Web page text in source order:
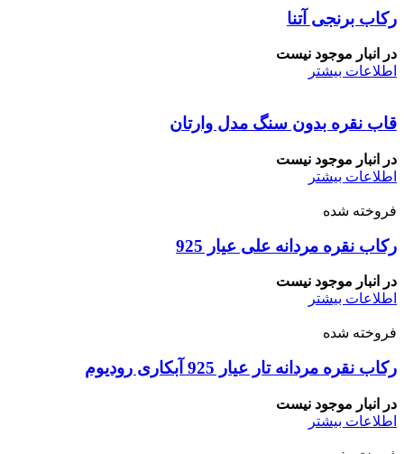
رکاب برنجی آتنا
در انبار موجود نیست
اطلاعات بیشتر
قاب نقره بدون سنگ مدل وارتان
در انبار موجود نیست
اطلاعات بیشتر
فروخته شده
رکاب نقره مردانه علی عیار 925
در انبار موجود نیست
اطلاعات بیشتر
فروخته شده
رکاب نقره مردانه تار عیار 925 آبکاری رودیوم
در انبار موجود نیست
اطلاعات بیشتر